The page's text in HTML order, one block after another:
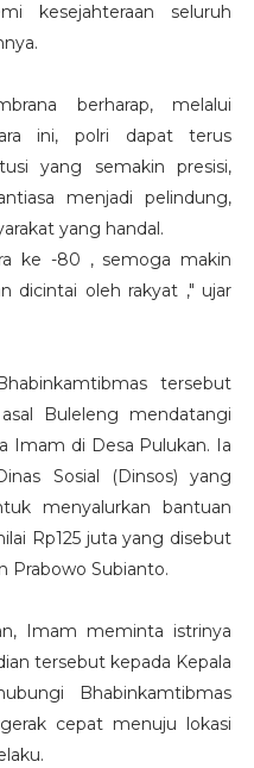
kesejahteraan seluruh
berharap, melalui
ini, polri dapat terus
yang semakin presisi,
menjadi pelindung,
yang handal.
ke -80 , semoga makin
dicintai oleh rakyat ​," ujar
tersebut
Buleleng mendatangi
Imam di Desa Pulukan. Ia
Sosial (Dinsos) yang
menyalurkan bantuan
Rp125 juta yang disebut
Prabowo Subianto.
Imam meminta istrinya
tersebut kepada Kepala
Bhabinkamtibmas
cepat menuju lokasi